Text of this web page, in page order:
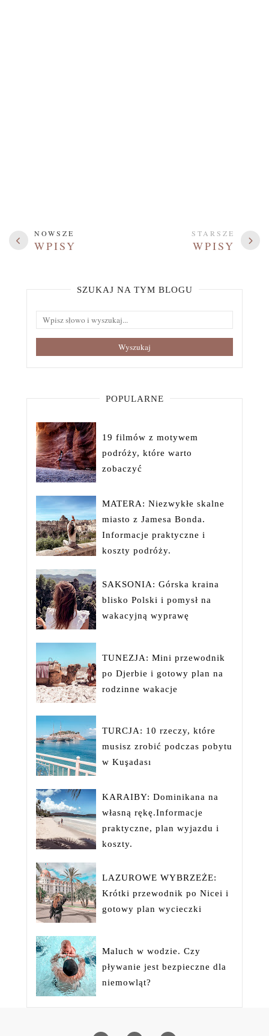
NOWSZE
WPISY
STARSZE
WPISY
SZUKAJ NA TYM BLOGU
POPULARNE
19 filmów z motywem
podróży, które warto
zobaczyć
MATERA: Niezwykłe skalne
miasto z Jamesa Bonda.
Informacje praktyczne i
koszty podróży.
SAKSONIA: Górska kraina
blisko Polski i pomysł na
wakacyjną wyprawę
TUNEZJA: Mini przewodnik
po Djerbie i gotowy plan na
rodzinne wakacje
TURCJA: 10 rzeczy, które
musisz zrobić podczas pobytu
w Kuşadası
KARAIBY: Dominikana na
własną rękę.Informacje
praktyczne, plan wyjazdu i
koszty.
LAZUROWE WYBRZEŻE:
Krótki przewodnik po Nicei i
gotowy plan wycieczki
Maluch w wodzie. Czy
pływanie jest bezpieczne dla
niemowląt?